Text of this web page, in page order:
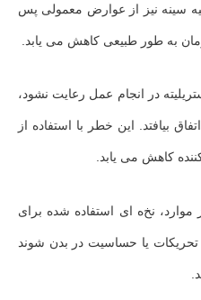
سینه نیز از عوارض معمولی پس
به طور طبیعی کاهش می‌ یابد.
در انجام عمل رعایت نشود،
بیافتد. این خطر با استفاده از
کاهش می‌ یابد.
نخ‌ه ای استفاده شده برای
یا حساسیت در بدن شوند